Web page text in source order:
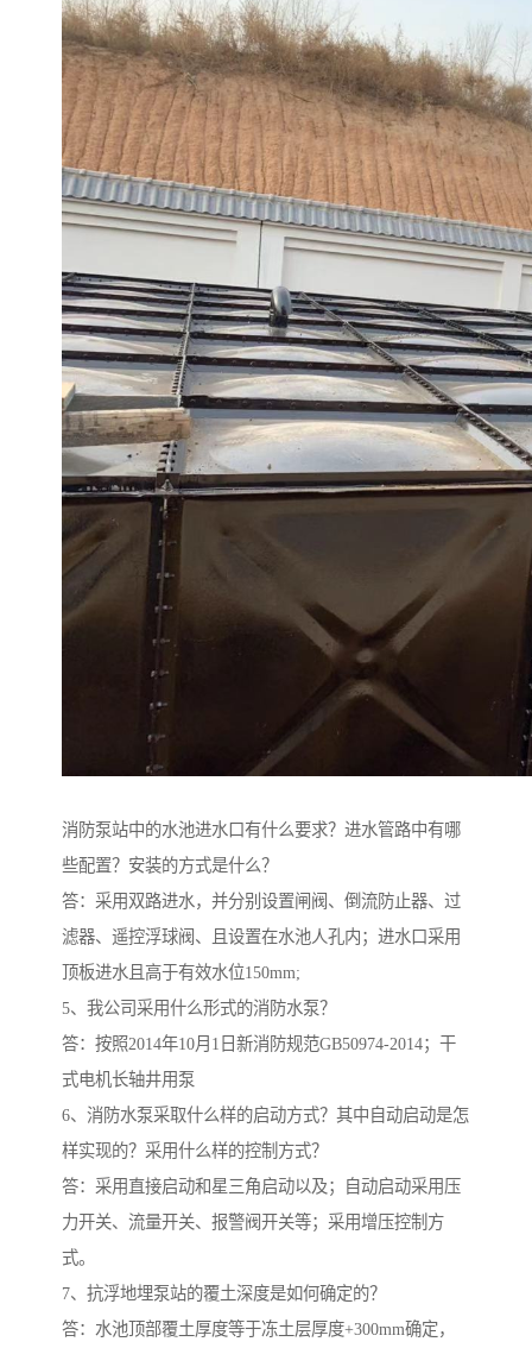
消防泵站中的水池进水口有什么要求？进水管路中有哪
些配置？安装的方式是什么？
答：采用双路进水，并分别设置闸阀、倒流防止器、过
滤器、遥控浮球阀、且设置在水池人孔内；进水口采用
顶板进水且高于有效水位150mm;
5、我公司采用什么形式的消防水泵？
答：按照2014年10月1日新消防规范GB50974-2014；干
式电机长轴井用泵
6、消防水泵采取什么样的启动方式？其中自动启动是怎
样实现的？采用什么样的控制方式？
答：采用直接启动和星三角启动以及；自动启动采用压
力开关、流量开关、报警阀开关等；采用增压控制方
式。
7、抗浮地埋泵站的覆土深度是如何确定的？
答：水池顶部覆土厚度等于冻土层厚度+300mm确定，